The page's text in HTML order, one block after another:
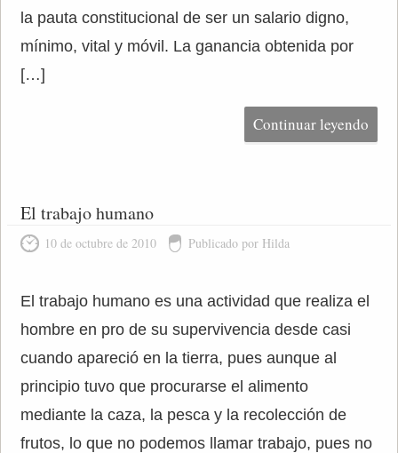
la pauta constitucional de ser un salario digno,
mínimo, vital y móvil. La ganancia obtenida por
[…]
Continuar leyendo
El trabajo humano
10 de octubre de 2010 Publicado por Hilda
El trabajo humano es una actividad que realiza el
hombre en pro de su supervivencia desde casi
cuando apareció en la tierra, pues aunque al
principio tuvo que procurarse el alimento
mediante la caza, la pesca y la recolección de
frutos, lo que no podemos llamar trabajo, pues no